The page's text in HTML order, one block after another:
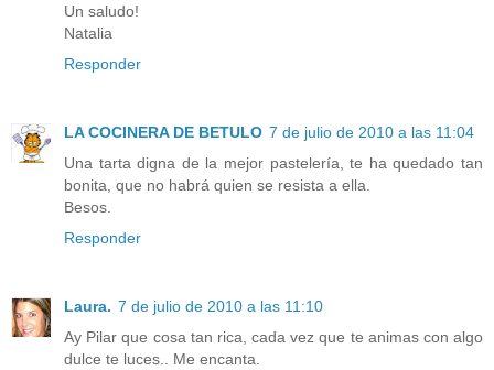
Un saludo!
Natalia
Responder
LA COCINERA DE BETULO 7 de julio de 2010 a las 11:04
Una tarta digna de la mejor pastelería, te ha quedado tan
bonita, que no habrá quien se resista a ella.
Besos.
Responder
Laura. 7 de julio de 2010 a las 11:10
Ay Pilar que cosa tan rica, cada vez que te animas con algo
dulce te luces.. Me encanta.